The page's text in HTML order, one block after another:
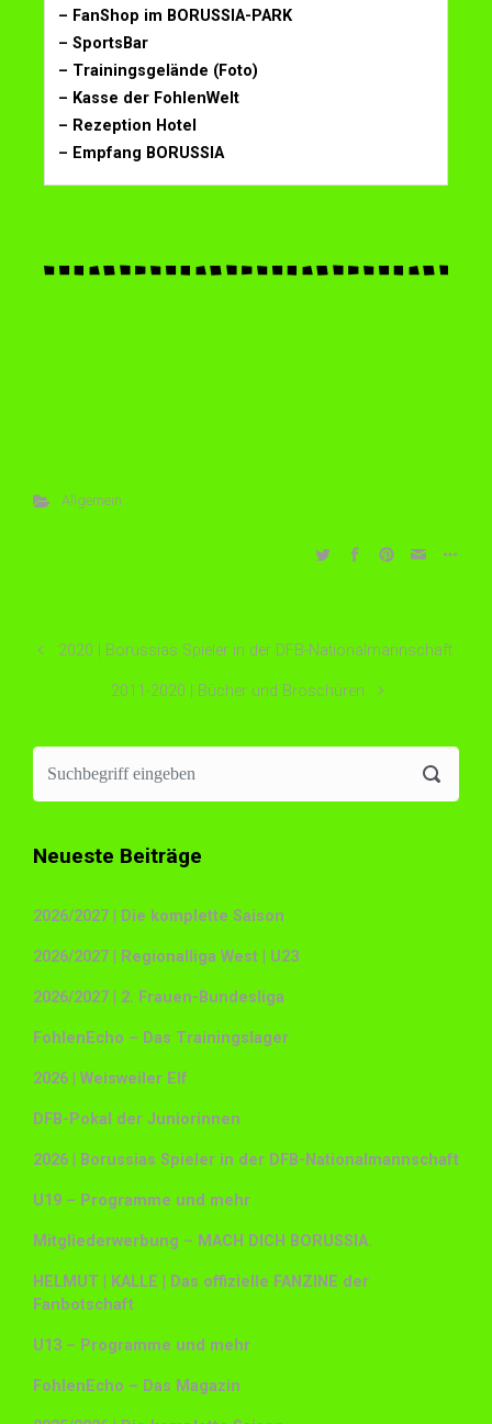
– FanShop im BORUSSIA-PARK
– SportsBar
– Trainingsgelände (Foto)
– Kasse der FohlenWelt
– Rezeption Hotel
– Empfang BORUSSIA
Allgemein
2020 | Borussias Spieler in der DFB-Nationalmannschaft
2011-2020 | Bücher und Broschüren
Neueste Beiträge
2026/2027 | Die komplette Saison
2026/2027 | Regionalliga West | U23
2026/2027 | 2. Frauen-Bundesliga
FohlenEcho – Das Trainingslager
2026 | Weisweiler Elf
DFB-Pokal der Juniorinnen
2026 | Borussias Spieler in der DFB-Nationalmannschaft
U19 – Programme und mehr
Mitgliederwerbung – MACH DICH BORUSSIA.
HELMUT | KALLE | Das offizielle FANZINE der
Fanbotschaft
U13 – Programme und mehr
FohlenEcho – Das Magazin